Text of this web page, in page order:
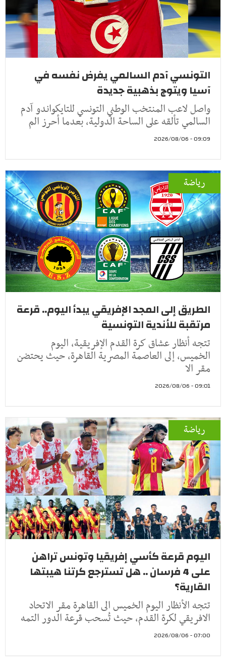
التونسي آدم السالمي يفرض نفسه في
آسيا ويتوج بذهبية جديدة
واصل لاعب المنتخب الوطني التونسي للتايكواندو آدم
السالمي تألقه على الساحة الدولية، بعدما أحرز الم
09:09 - 2026/08/06
رياضة
الطريق إلى المجد الإفريقي يبدأ اليوم.. قرعة
مرتقبة للأندية التونسية
تتجه أنظار عشاق كرة القدم الإفريقية، اليوم
الخميس، إلى العاصمة المصرية القاهرة، حيث يحتضن
مقر الا
09:01 - 2026/08/06
رياضة
اليوم قرعة كأسي إفريقيا وتونس تراهن
على 4 فرسان .. هل تسترجع كرتنا هيبتها
القارية؟
تتجه الأنظار اليوم الخميس الى القاهرة مقر الاتحاد
الافريقي لكرة القدم، حيث تُسحب قرعة الدور التمه
07:00 - 2026/08/06